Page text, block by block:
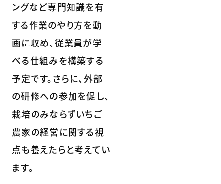
ングなど専門知識を有
する作業のやり方を動
画に収め、従業員が学
べる仕組みを構築する
予定です。さらに、外部
の研修への参加を促し、
栽培のみならずいちご
農家の経営に関する視
点も養えたらと考えてい
ます。